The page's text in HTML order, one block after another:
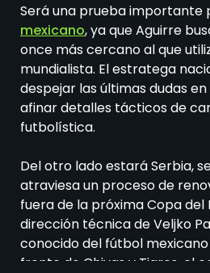
Será una prueba importante
mexicano, ya que Aguirre
once más cercano al que
mundialista. El estratega
despejar las últimas dudas
afinar detalles tácticos de
futbolística.
Del otro lado estará Serbia,
atraviesa un proceso de
fuera de la próxima Copa del
dirección técnica de Veljko
conocido del fútbol
frente de Chivas y Tigres, el